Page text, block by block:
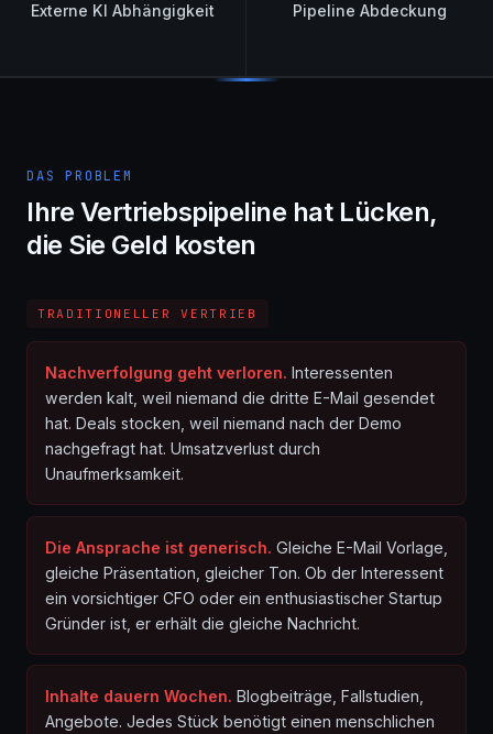
Externe KI Abhängigkeit Pipeline Abdeckung
DAS PROBLEM
Ihre Vertriebspipeline hat Lücken,
die Sie Geld kosten
TRADITIONELLER VERTRIEB
Nachverfolgung geht verloren. Interessenten
werden kalt, weil niemand die dritte E-Mail gesendet
hat. Deals stocken, weil niemand nach der Demo
nachgefragt hat. Umsatzverlust durch
Unaufmerksamkeit.
Die Ansprache ist generisch. Gleiche E-Mail Vorlage,
gleiche Präsentation, gleicher Ton. Ob der Interessent
ein vorsichtiger CFO oder ein enthusiastischer Startup
Gründer ist, er erhält die gleiche Nachricht.
Inhalte dauern Wochen. Blogbeiträge, Fallstudien,
Angebote. Jedes Stück benötigt einen menschlichen